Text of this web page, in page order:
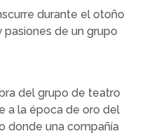
durante el otoño
pasiones de un grupo
del grupo de teatro
a la época de oro del
donde una compañía